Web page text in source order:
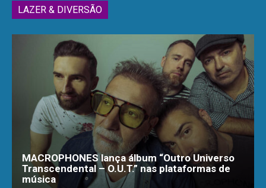
LAZER & DIVERSÃO
MACROPHONES lança álbum “Outro Universo
Transcendental – O.U.T.” nas plataformas de
música